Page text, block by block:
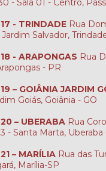
- Sala 01 - Centro,
- TRINDADE Rua
Salvador,
- ARAPONGAS Rua
- PR
– GOIÂNIA JARDIM
Goiás, Goiânia - GO
– UBERABA Rua
- Santa Marta, Uberaba
– MARÍLIA Rua das
Marília-SP